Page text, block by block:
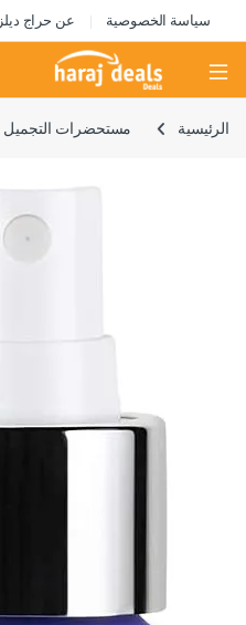
سياسة الخصوصية عن حراج ديلز
Open
الرئيسية مستحضرات التجميل